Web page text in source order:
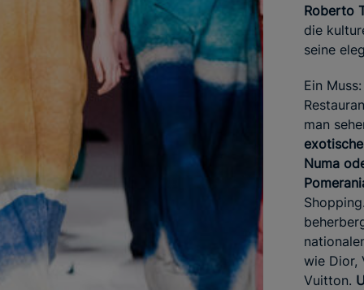
Roberto
die
seine
Ein
man
Numa
wie Dior,
Vuitton.